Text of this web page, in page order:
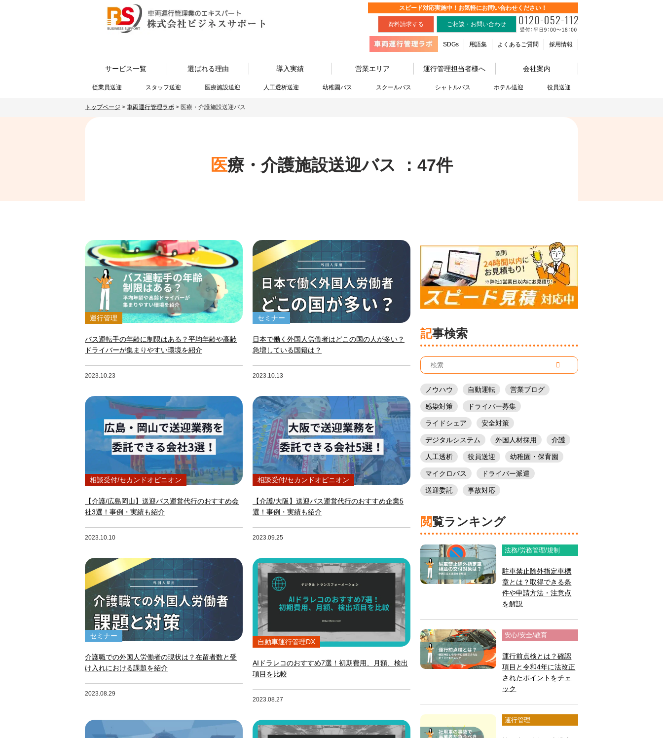
スピード対応実施中！お気軽にお問い合わせください！
資料請求する ご相談・お問い合わせ
SDGs 用語集 よくあるご質問 採用情報
サービス一覧 選ばれる理由 導入実績 営業エリア 運行管理担当者様へ 会社案内
従業員送迎 スタッフ送迎 医療施設送迎 人工透析送迎 幼稚園バス スクールバス シャトルバス ホテル送迎 役員送迎
トップページ > 車両運行管理ラボ > 医療・介護施設送迎バス
医療・介護施設送迎バス ：47件
運行管理
バス運転手の年齢に制限はある？平均年齢や高齢
ドライバーが集まりやすい環境を紹介
2023.10.23
セミナー
日本で働く外国人労働者はどこの国の人が多い？
急増している国籍は？
2023.10.13
相談受付/セカンドオピニオン
【介護/広島岡山】送迎バス運営代行のおすすめ会
社3選！事例・実績も紹介
2023.10.10
相談受付/セカンドオピニオン
【介護/大阪】送迎バス運営代行のおすすめ企業5
選！事例・実績も紹介
2023.09.25
セミナー
介護職での外国人労働者の現状は？在留者数と受
け入れにおける課題を紹介
2023.08.29
自動車運行管理DX
AIドラレコのおすすめ7選！初期費用、月額、検出
項目を比較
2023.08.27
記事検索
ノウハウ 自動運転 営業ブログ
感染対策 ドライバー募集
ライドシェア 安全対策
デジタルシステム 外国人材採用 介護
人工透析 役員送迎 幼稚園・保育園
マイクロバス ドライバー派遣
送迎委託 事故対応
閲覧ランキング
法務/労務管理/規制
駐車禁止除外指定車標
章とは？取得できる条
件や申請方法・注意点
を解説
安心/安全/教育
運行前点検とは？確認
項目と令和4年に法改正
されたポイントをチェ
ック
運行管理